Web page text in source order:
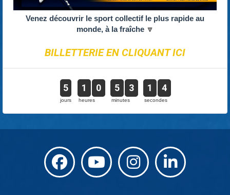
Venez découvrir le sport collectif le plus rapide au
monde, à la fraîche 🔽
BILLETTERIE EN CLIQUANT ICI
5
jours
1 0
heures
5 3
minutes
1 4
secondes